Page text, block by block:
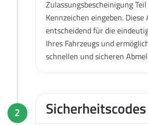
Zulassungsbescheinigung
Kennzeichen eingeben. Diese
entscheidend für die
Ihres Fahrzeugs und
schnellen und sicheren
2